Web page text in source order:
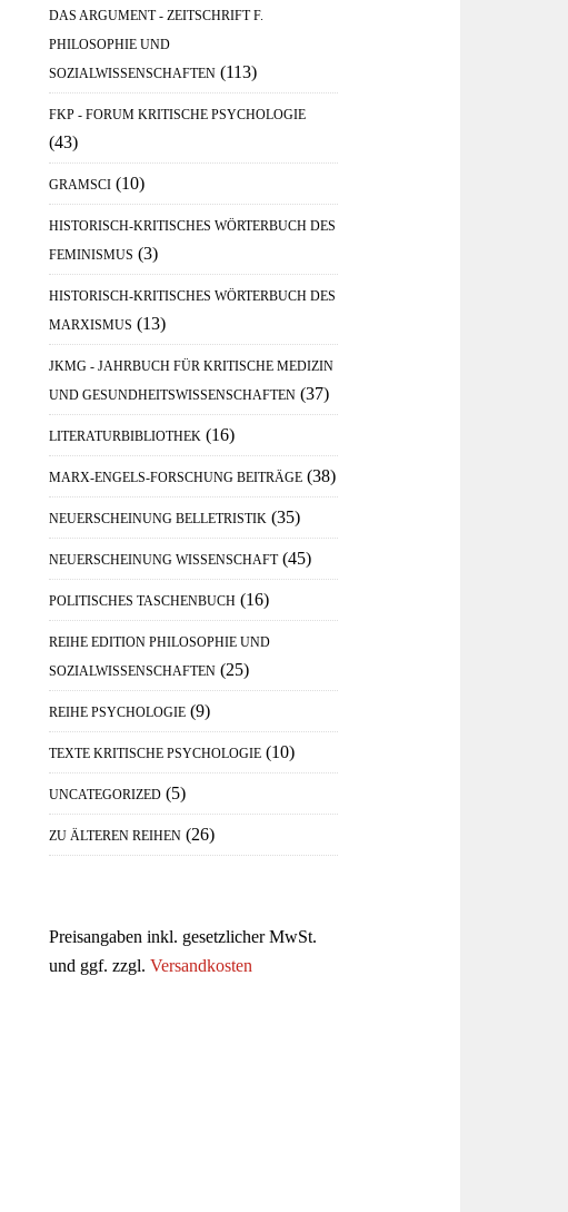
DAS ARGUMENT - ZEITSCHRIFT F.
PHILOSOPHIE UND
SOZIALWISSENSCHAFTEN (113)
FKP - FORUM KRITISCHE PSYCHOLOGIE
(43)
GRAMSCI (10)
HISTORISCH-KRITISCHES WÖRTERBUCH DES
FEMINISMUS (3)
HISTORISCH-KRITISCHES WÖRTERBUCH DES
MARXISMUS (13)
JKMG - JAHRBUCH FÜR KRITISCHE MEDIZIN
UND GESUNDHEITSWISSENSCHAFTEN (37)
LITERATURBIBLIOTHEK (16)
MARX-ENGELS-FORSCHUNG BEITRÄGE (38)
NEUERSCHEINUNG BELLETRISTIK (35)
NEUERSCHEINUNG WISSENSCHAFT (45)
POLITISCHES TASCHENBUCH (16)
REIHE EDITION PHILOSOPHIE UND
SOZIALWISSENSCHAFTEN (25)
REIHE PSYCHOLOGIE (9)
TEXTE KRITISCHE PSYCHOLOGIE (10)
UNCATEGORIZED (5)
ZU ÄLTEREN REIHEN (26)
Preisangaben inkl. gesetzlicher MwSt.
und ggf. zzgl. Versandkosten